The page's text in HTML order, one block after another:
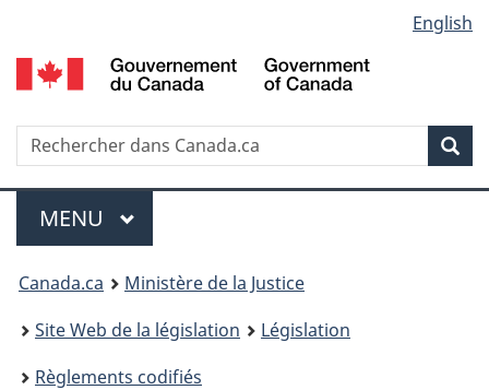
au
contenu
propos
de
la
HTML
simplifiée
selection
English
Recherche
Menu
MENU PRINCIPAL
You
are
here:
Canada.ca
Ministère de la Justice
Site Web de la législation
Législation
Règlements codifiés